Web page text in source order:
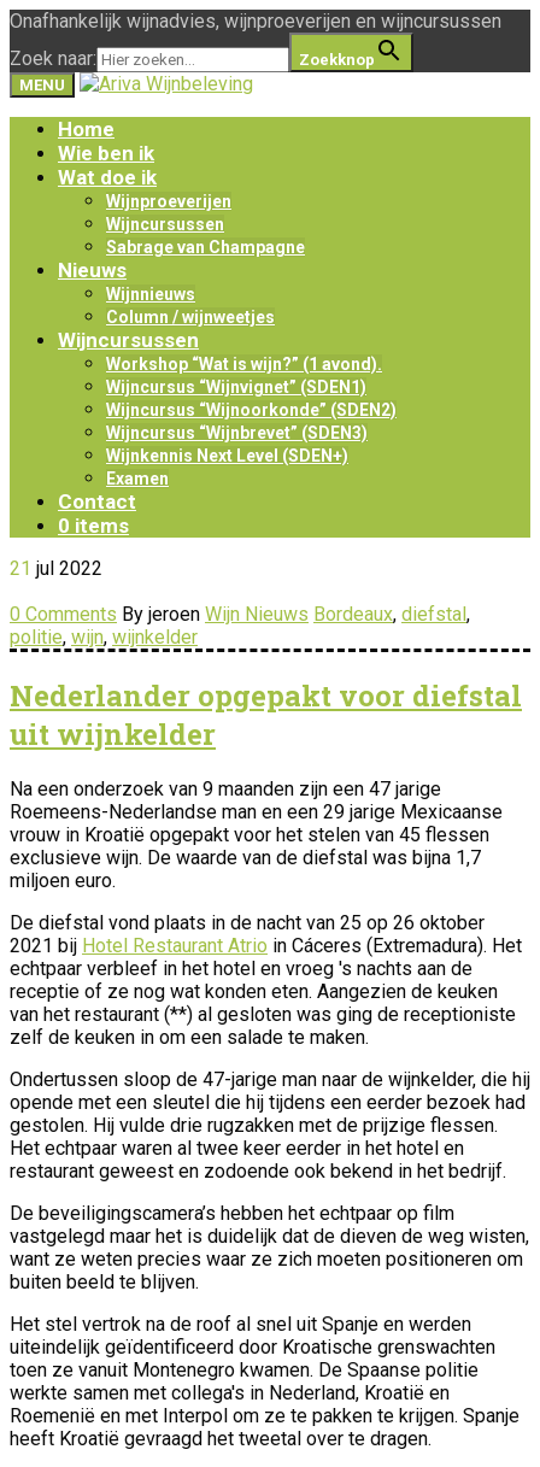
Onafhankelijk wijnadvies, wijnproeverijen en wijncursussen
Zoek naar:
Zoekknop
MENU
Home
Wie ben ik
Wat doe ik
Wijnproeverijen
Wijncursussen
Sabrage van Champagne
Nieuws
Wijnnieuws
Column / wijnweetjes
Wijncursussen
Workshop “Wat is wijn?” (1 avond).
Wijncursus “Wijnvignet” (SDEN1)
Wijncursus “Wijnoorkonde” (SDEN2)
Wijncursus “Wijnbrevet” (SDEN3)
Wijnkennis Next Level (SDEN+)
Examen
Contact
0 items
21 jul 2022
0 Comments By jeroen Wijn Nieuws Bordeaux, diefstal,
politie, wijn, wijnkelder
Nederlander opgepakt voor diefstal
uit wijnkelder
Na een onderzoek van 9 maanden zijn een 47 jarige
Roemeens-Nederlandse man en een 29 jarige Mexicaanse
vrouw in Kroatië opgepakt voor het stelen van 45 flessen
exclusieve wijn. De waarde van de diefstal was bijna 1,7
miljoen euro.
De diefstal vond plaats in de nacht van 25 op 26 oktober
2021 bij Hotel Restaurant Atrio in Cáceres (Extremadura). Het
echtpaar verbleef in het hotel en vroeg 's nachts aan de
receptie of ze nog wat konden eten. Aangezien de keuken
van het restaurant (**) al gesloten was ging de receptioniste
zelf de keuken in om een salade te maken.
Ondertussen sloop de 47-jarige man naar de wijnkelder, die hij
opende met een sleutel die hij tijdens een eerder bezoek had
gestolen. Hij vulde drie rugzakken met de prijzige flessen.
Het echtpaar waren al twee keer eerder in het hotel en
restaurant geweest en zodoende ook bekend in het bedrijf.
De beveiligingscamera’s hebben het echtpaar op film
vastgelegd maar het is duidelijk dat de dieven de weg wisten,
want ze weten precies waar ze zich moeten positioneren om
buiten beeld te blijven.
Het stel vertrok na de roof al snel uit Spanje en werden
uiteindelijk geïdentificeerd door Kroatische grenswachten
toen ze vanuit Montenegro kwamen. De Spaanse politie
werkte samen met collega's in Nederland, Kroatië en
Roemenië en met Interpol om ze te pakken te krijgen. Spanje
heeft Kroatië gevraagd het tweetal over te dragen.